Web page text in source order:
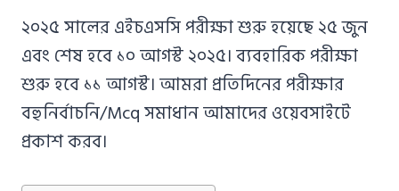
২০২৫ সালের এইচএসসি পরীক্ষা শুরু হয়েছে ২৫ জুন
এবং শেষ হবে ১০ আগস্ট ২০২৫। ব্যবহারিক পরীক্ষা
শুরু হবে ১১ আগস্ট। আমরা প্রতিদিনের পরীক্ষার
বহুনির্বাচনি/Mcq সমাধান আমাদের ওয়েবসাইটে
প্রকাশ করব।